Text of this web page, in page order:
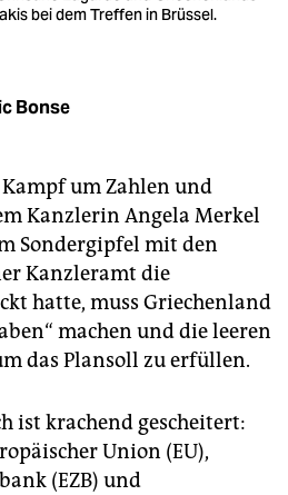
bei dem Treffen in Brüssel.
Bonse
um Zahlen und
Kanzlerin Angela Merkel
Sondergipfel mit den
Kanzleramt die
hatte, muss Griechenland
machen und die leeren
das Plansoll zu erfüllen.
ist krachend gescheitert:
Union (EU),
(EZB) und